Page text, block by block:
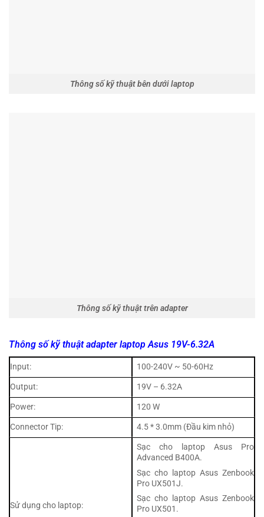
Thông số kỹ thuật bên dưới laptop
Thông số kỹ thuật trên adapter
Thông số kỹ thuật adapter laptop Asus 19V-6.32A
Input:
100-240V ~ 50-60Hz
Output:
19V – 6.32A
Power:
120 W
Connector Tip:
4.5 * 3.0mm (Đầu kim nhỏ)
Sử dụng cho laptop:
Sạc cho laptop Asus Pro
Advanced B400A.
Sạc cho laptop Asus Zenbook
Pro UX501J.
Sạc cho laptop Asus Zenbook
Pro UX501.